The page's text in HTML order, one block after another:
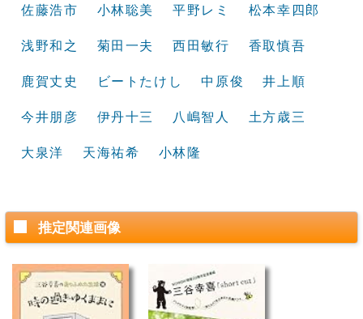
佐藤浩市 小林聡美 平野レミ 松本幸四郎
浅野和之 菊田一夫 西田敏行 香取慎吾
鹿賀丈史 ビートたけし 中原俊 井上順
今井朋彦 伊丹十三 八嶋智人 土方歳三
大泉洋 天海祐希 小林隆
推定関連画像